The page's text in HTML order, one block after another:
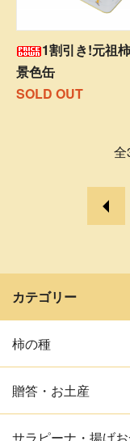
1割引き!元祖
景色缶
SOLD OUT
全
カテゴリー
柿の種
贈答・お土産